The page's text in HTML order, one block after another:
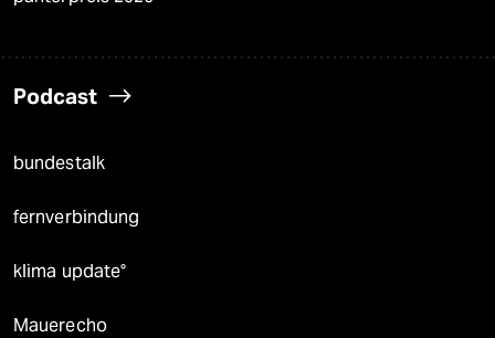
Podcast
bundestalk
fernverbindung
klima update°
Mauerecho